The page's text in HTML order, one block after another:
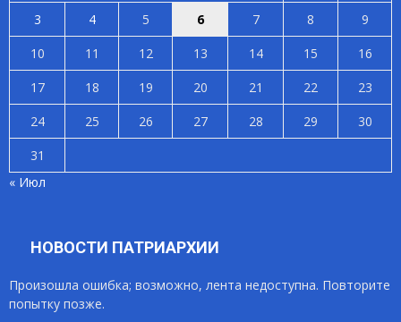
3
4 5 6 7 8
9
10
11 12 13 14 15
16
17
18 19 20 21 22
23
24
25 26 27 28 29
30
31
« Июл
НОВОСТИ ПАТРИАРХИИ
Произошла ошибка; возможно, лента недоступна. Повторите
попытку позже.